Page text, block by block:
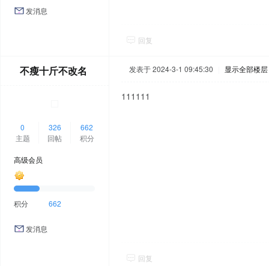
发消息
回复
不瘦十斤不改名
0
主题
326
回帖
662
积分
高级会员
积分 662
发消息
发表于 2024-3-1 09:45:30 显示全部楼层
111111
回复